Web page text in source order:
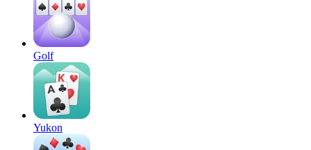
Golf
Yukon